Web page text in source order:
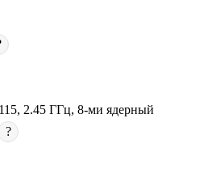
2.45 ГГц, 8-ми ядерный
?